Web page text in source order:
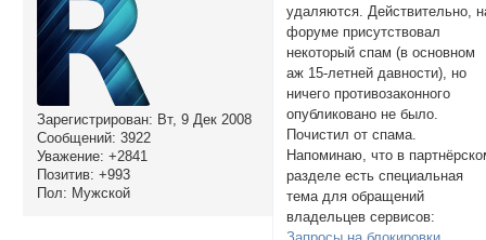
Зарегистрирован: Вт, 9 Дек 2008
Сообщений: 3922
Уважение: +2841
Позитив: +993
Пол: Мужской
удаляются. Действительно,
форуме присутствовал
некоторый спам (в основном
аж 15-летней давности), но
ничего противозаконного
опубликовано не было.
Почистил от спама.
Напоминаю, что в
разделе есть специальная
тема для обращений
владельцев сервисов: